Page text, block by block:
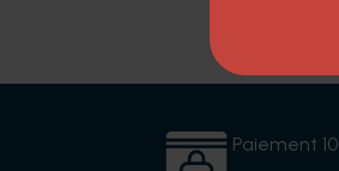
Paiement